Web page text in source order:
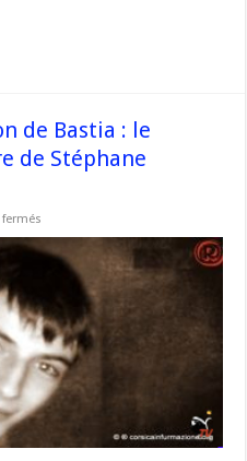
de Bastia : le
de Stéphane
Manifestation
:
le
témoignage
de
la
mère
de
Stéphane